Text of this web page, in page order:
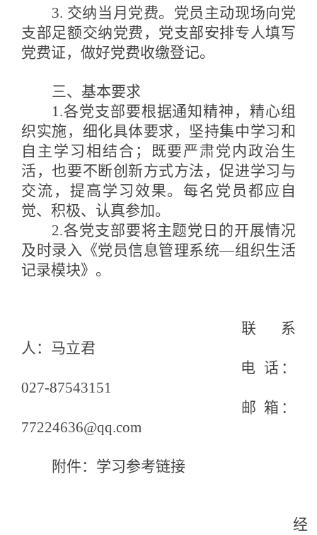
3. 交纳当月党费。党员主动现场向党
支部足额交纳党费，党支部安排专人填写
党费证，做好党费收缴登记。
三、基本要求
1.各党支部要根据通知精神，精心组
织实施，细化具体要求， 坚持集中学习和
自主学习相结合 ；
既要严肃党内政治生
活，也要不断创新方式方法，促进学习与
交流，提高学习效果。 每名党员都应自
觉、积极、认真参加。
2.各党支部要将主题党日的开展情况
及时录入《党员信息管理系统—组织生活
记录模块》。
联系
人：马立君
电 话：
027-87543151
邮 箱：
77224636@qq.com
附件：学习参考链接
经